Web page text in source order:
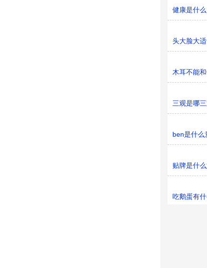
健康是什么
头大脸大
木耳不能
三观是哪
ben是什么
贴牌是什
吃鹅蛋有